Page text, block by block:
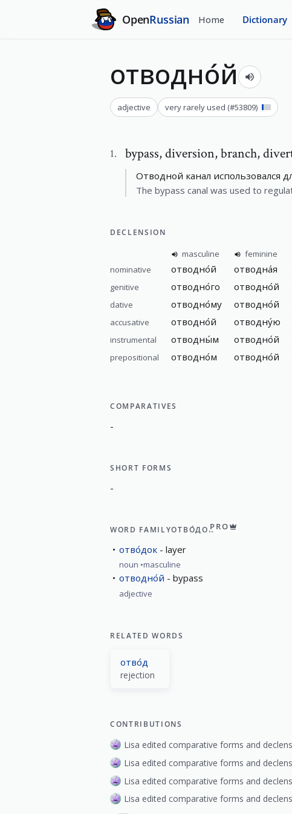
OpenRussian Home Dictionary
отводно́й
adjective very rarely used (#53809)
1. bypass,diversion, branch,
Отводной канал использовался
The bypass canal was used to
DECLENSION
masculine feminine
nominative
отводно́й отводна́я
genitive отводно́го отводно́й
dative отводно́му отводно́й
accusative отводно́й отводну́ю
instrumental отводны́м отводно́й
prepositional отводно́м отводно́й
COMPARATIVES
-
SHORT FORMS
-
WORD FAMILYОТВО́ДОКPRO
отво́док layer
noun masculine
отводно́й bypass
adjective
RELATED WORDS
отво́д
rejection
CONTRIBUTIONS
Lisa edited comparative forms and
Lisa edited comparative forms and
Lisa edited comparative forms and
Lisa edited comparative forms and